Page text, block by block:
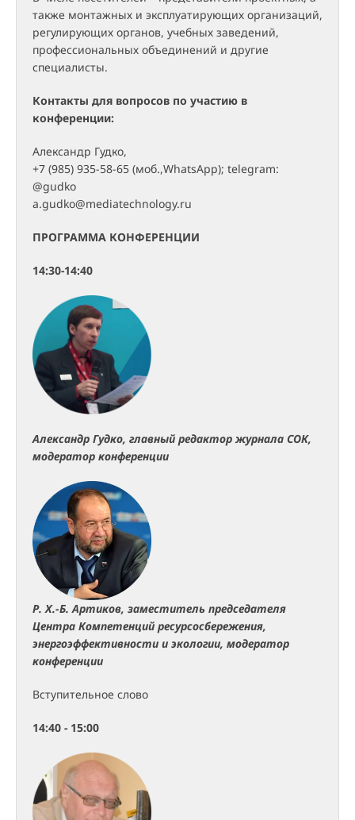
также монтажных и эксплуатирующих организаций,
регулирующих органов, учебных заведений,
профессиональных объединений и другие
специалисты.
Контакты для вопросов по участию в
конференции:
Александр Гудко,
+7 (985) 935-58-65 (моб.,WhatsApp); telegram:
@gudko
a.gudko@mediatechnology.ru
ПРОГРАММА КОНФЕРЕНЦИИ
14:30-14:40
Александр Гудко, главный редактор журнала СОК,
модератор конференции
Р. Х.-Б. Артиков, заместитель председателя
Центра Компетенций ресурсосбережения,
энергоэффективности и экологии, модератор
конференции
Вступительное слово
14:40 - 15:00